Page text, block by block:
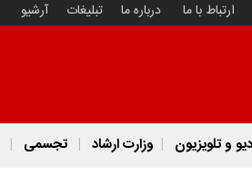
ارتباط با ما درباره ما تبلیغات آرشیو
و تلویزیون وزارت ارشاد تجسمی